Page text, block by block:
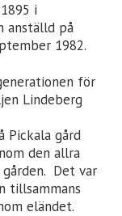
i
anställd på
1982.
för
Lindeberg
Pickala gård
den allra
Det var
tillsammans
eländet.